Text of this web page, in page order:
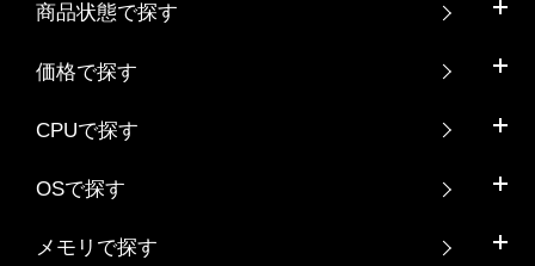
商品状態で探す
価格で探す
CPUで探す
OSで探す
メモリで探す